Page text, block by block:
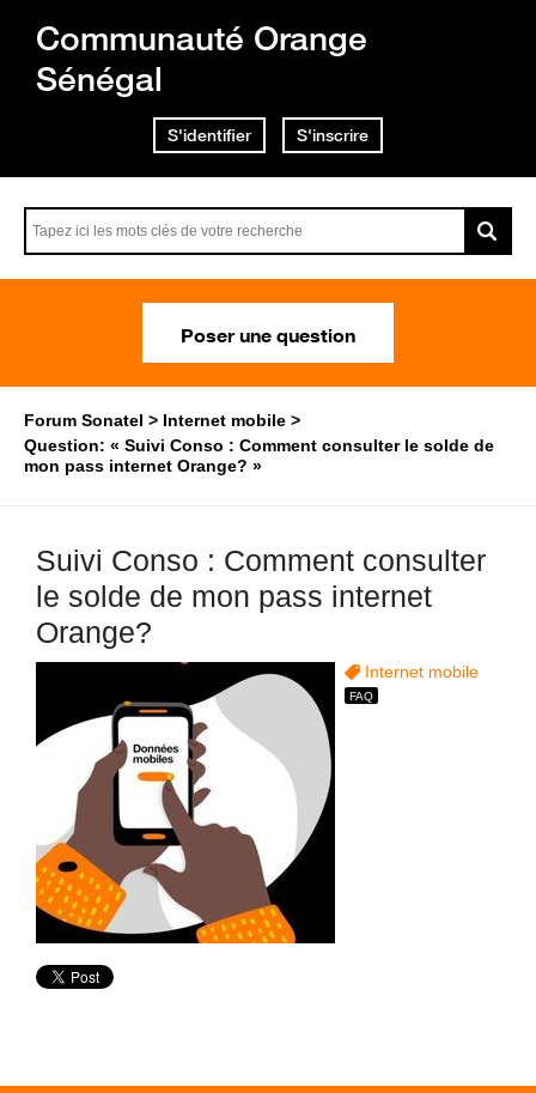
Communauté Orange
Sénégal
S'identifier S'inscrire
Poser une question
Forum Sonatel
Internet mobile
Question: « Suivi Conso : Comment consulter le solde de
mon pass internet Orange? »
Suivi Conso : Comment consulter
le solde de mon pass internet
Orange?
Internet mobile